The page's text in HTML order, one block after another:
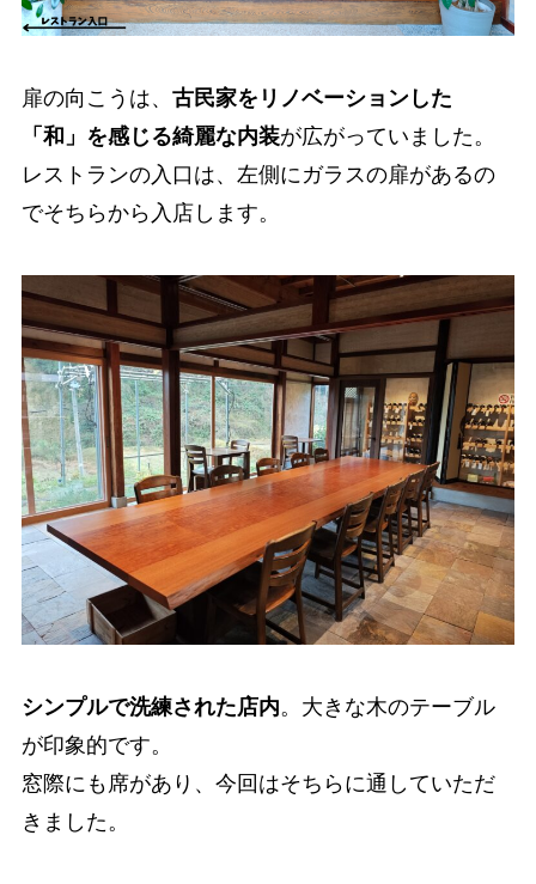
扉の向こうは、 古民家をリノベーションした
「和」を感じる綺麗な内装が広がっていました。
レストランの入口は、左側にガラスの扉があるの
でそちらから入店します。
シンプルで洗練された店内。大きな木のテーブル
が印象的です。
窓際にも席があり、今回はそちらに通していただ
きました。